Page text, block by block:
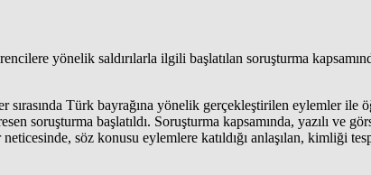
yönelik saldırılarla ilgili başlatılan soruşturma
Türk bayrağına yönelik gerçekleştirilen eylemler ile
soruşturma başlatıldı. Soruşturma kapsamında, yazılı ve
söz konusu eylemlere katıldığı anlaşılan, kimliği